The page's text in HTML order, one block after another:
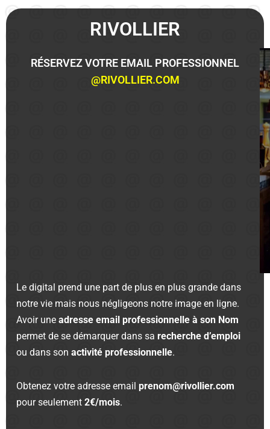
RIVOLLIER
RÉSERVEZ VOTRE EMAIL PROFESSIONNEL
@RIVOLLIER.COM
Le digital prend une part de plus en plus grande dans
notre vie mais nous négligeons notre image en ligne.
Avoir uneadresse email professionnelle à son Nom
permet de se démarquer dans sarecherche d’emploi
ou dans sonactivité professionnelle.
Obtenez votre adresse email prenom@rivollier.com
pour seulement2€/mois.